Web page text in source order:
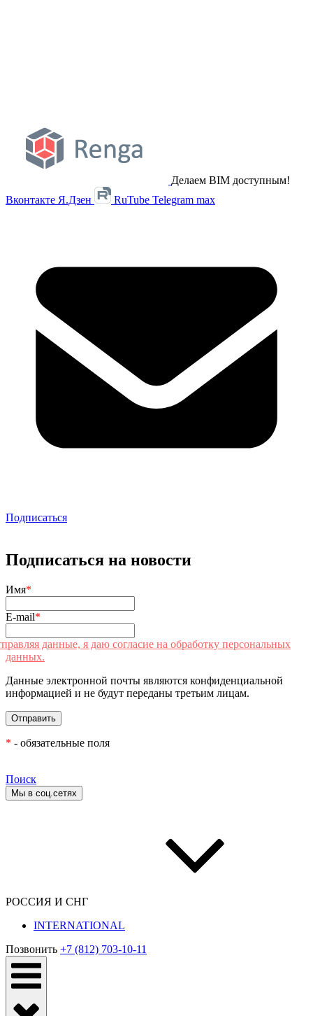
Делаем BIM доступным!
Вконтакте Я.Дзен RuTube Telegram max
Подписаться
Подписаться на новости
Имя*
E-mail*
данные, я даю согласие на обработку персональных
данных.
Данные электронной почты являются конфиденциальной
информацией и не будут переданы третьим лицам.
* - обязательные поля
Поиск
Мы в соц.сетях
РОССИЯ И СНГ
INTERNATIONAL
Позвонить +7 (812) 703-10-11